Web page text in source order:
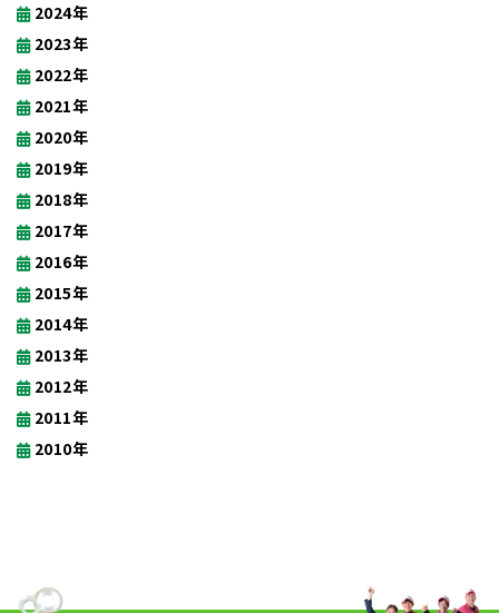
2024年
2023年
2022年
2021年
2020年
2019年
2018年
2017年
2016年
2015年
2014年
2013年
2012年
2011年
2010年